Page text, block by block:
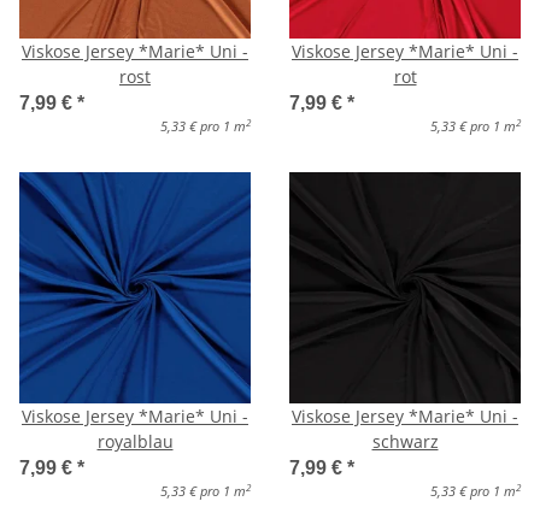
Viskose Jersey *Marie* Uni -
rost
7,99 € *
5,33 € pro 1 m 2
Viskose Jersey *Marie* Uni -
rot
7,99 € *
5,33 € pro 1 m 2
Viskose Jersey *Marie* Uni -
royalblau
7,99 € *
5,33 € pro 1 m 2
Viskose Jersey *Marie* Uni -
schwarz
7,99 € *
5,33 € pro 1 m 2